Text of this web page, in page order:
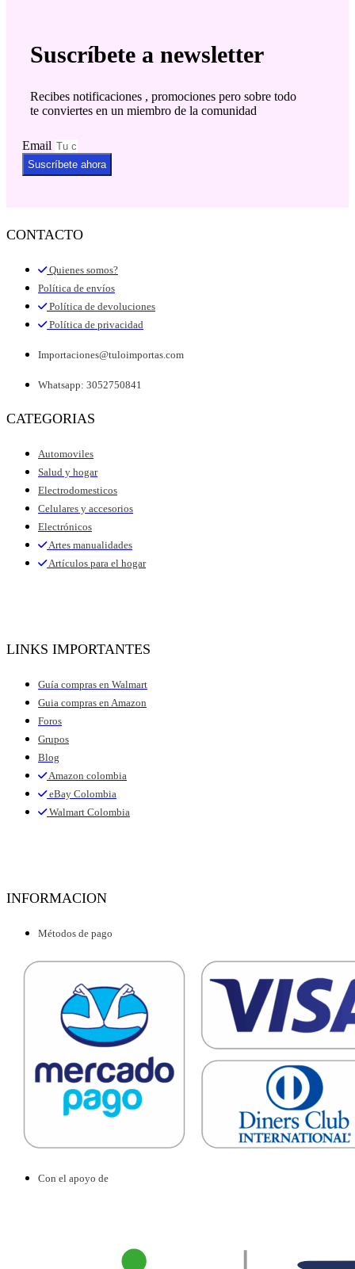
Suscríbete a newsletter
Recibes notificaciones , promociones pero sobre todo
te conviertes en un miembro de la comunidad
Email
Suscríbete ahora
CONTACTO
Quienes somos?
Política de envíos
Política de devoluciones
Política de privacidad
Importaciones@tuloimportas.com
Whatsapp: 3052750841
CATEGORIAS
Automoviles
Salud y hogar
Electrodomesticos
Celulares y accesorios
Electrónicos
Artes manualidades
Artículos para el hogar
LINKS IMPORTANTES
Guía compras en Walmart
Guia compras en Amazon
Foros
Grupos
Blog
Amazon colombia
eBay Colombia
Walmart Colombia
INFORMACION
Métodos de pago
Con el apoyo de